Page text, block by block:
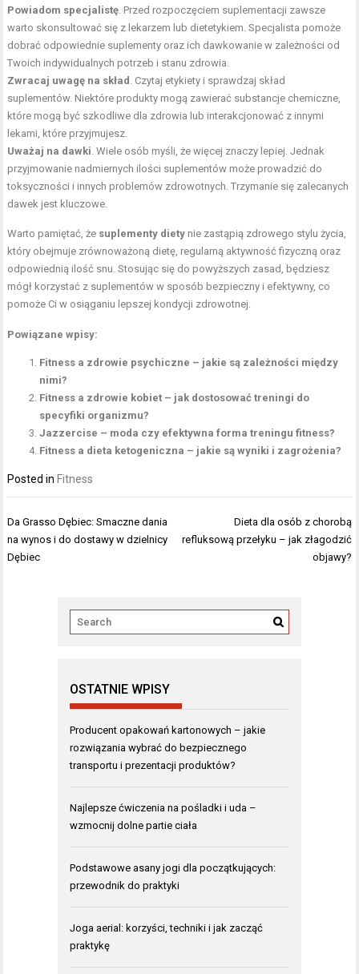
Powiadom specjalistę. Przed rozpoczęciem suplementacji zawsze
warto skonsultować się z lekarzem lub dietetykiem. Specjalista pomoże
dobrać odpowiednie suplementy oraz ich dawkowanie w zależności od
Twoich indywidualnych potrzeb i stanu zdrowia.
Zwracaj uwagę na skład . Czytaj etykiety i sprawdzaj skład
suplementów. Niektóre produkty mogą zawierać substancje chemiczne,
które mogą być szkodliwe dla zdrowia lub interakcjonować z innymi
lekami, które przyjmujesz.
Uważaj na dawki. Wiele osób myśli, że więcej znaczy lepiej. Jednak
przyjmowanie nadmiernych ilości suplementów może prowadzić do
toksyczności i innych problemów zdrowotnych. Trzymanie się zalecanych
dawek jest kluczowe.
Warto pamiętać, że suplementy diety nie zastąpią zdrowego stylu życia,
który obejmuje zrównoważoną dietę, regularną aktywność fizyczną oraz
odpowiednią ilość snu. Stosując się do powyższych zasad, będziesz
mógł korzystać z suplementów w sposób bezpieczny i efektywny, co
pomoże Ci w osiąganiu lepszej kondycji zdrowotnej.
Powiązane wpisy:
Fitness a zdrowie psychiczne – jakie są zależności między
nimi?
Fitness a zdrowie kobiet – jak dostosować treningi do
specyfiki organizmu?
Jazzercise – moda czy efektywna forma treningu fitness?
Fitness a dieta ketogeniczna – jakie są wyniki i zagrożenia?
Posted in Fitness
Nawigacja
wpisu
Da Grasso Dębiec: Smaczne dania
na wynos i do dostawy w dzielnicy
Dębiec
Dieta dla osób z chorobą
refluksową przełyku – jak złagodzić
objawy?
OSTATNIE WPISY
Producent opakowań kartonowych – jakie
rozwiązania wybrać do bezpiecznego
transportu i prezentacji produktów?
Najlepsze ćwiczenia na pośladki i uda –
wzmocnij dolne partie ciała
Podstawowe asany jogi dla początkujących:
przewodnik do praktyki
Joga aerial: korzyści, techniki i jak zacząć
praktykę